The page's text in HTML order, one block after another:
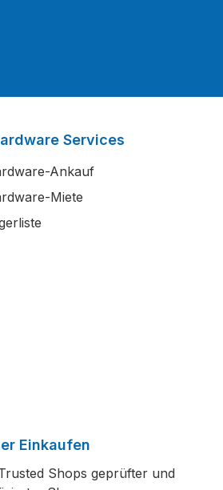
Services
Ankauf
Miete
Einkaufen
Shops geprüfter und